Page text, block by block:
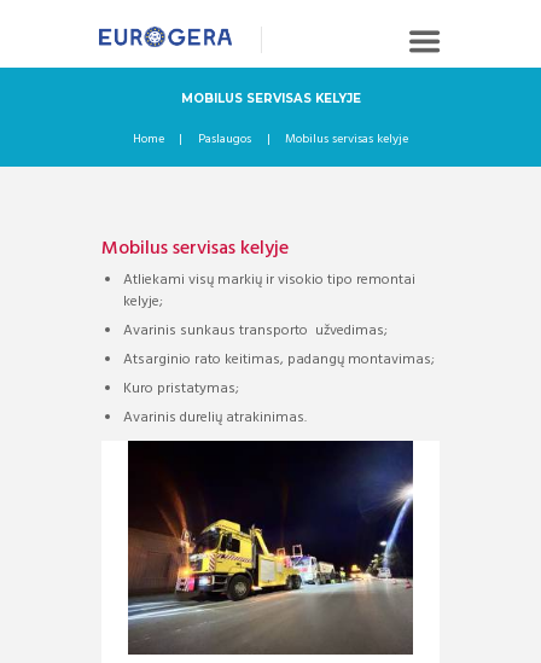
MOBILUS SERVISAS KELYJE
Home Paslaugos Mobilus servisas kelyje
Mobilus servisas kelyje
Atliekami visų markių ir visokio tipo remontai
kelyje;
Avarinis sunkaus transporto užvedimas;
Atsarginio rato keitimas, padangų montavimas;
Kuro pristatymas;
Avarinis durelių atrakinimas.